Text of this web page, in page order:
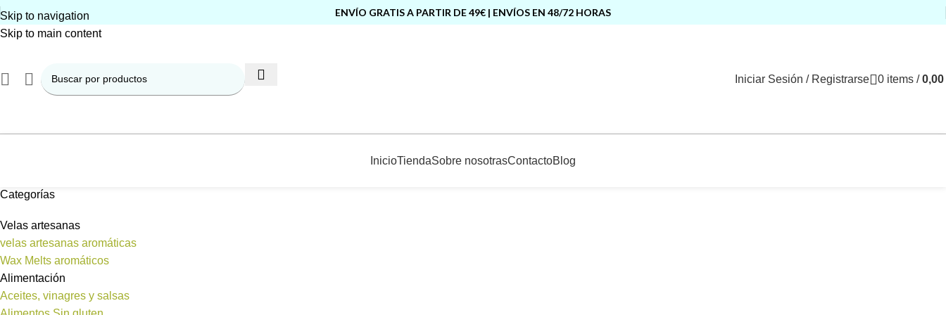
Skip to navigation
Skip to main content
ENVÍO GRATIS A PARTIR DE 49€ | ENVÍOS EN 48/72 HORAS
Iniciar Sesión / Registrarse 0 items / 0,00
InicioTiendaSobre nosotrasContactoBlog
Categorías
Velas artesanas
velas artesanas aromáticas
Wax Melts aromáticos
Alimentación
Aceites, vinagres y salsas